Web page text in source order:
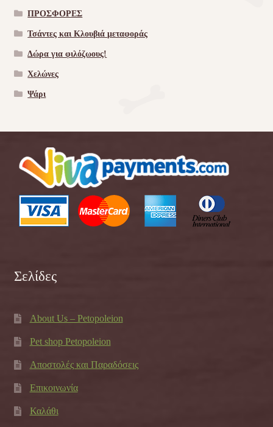
ΠΡΟΣΦΟΡΕΣ
Τσάντες και Κλουβιά μεταφοράς
Δώρα για φιλόζωους!
Χελώνες
Ψάρι
Σελίδες
About Us – Petopoleion
Pet shop Petopoleion
Αποστολές και Παραδόσεις
Επικοινωνία
Καλάθι